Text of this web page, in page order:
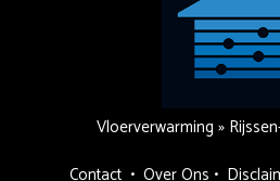
Vloerverwarming »
Contact • Over Ons •